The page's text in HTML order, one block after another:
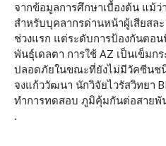
จากข้อมูลการศึกษาเบื้องต้น แม้ว่
สำหรับบุคลากรด่านหน้าผู้เสียสล
ช่วงแรก แต่ระดับการป้องกันตอน
พันธุ์เดลตา การใช้ AZ เป็นเข็มก
ปลอดภัยในขณะที่ยังไม่มีวัคซีนช
จงแก้ววัฒนา นักวิจัยไวรัสวิทยา
ทำการทดสอบ ภูมิคุ้มกันต่อสายพั
.